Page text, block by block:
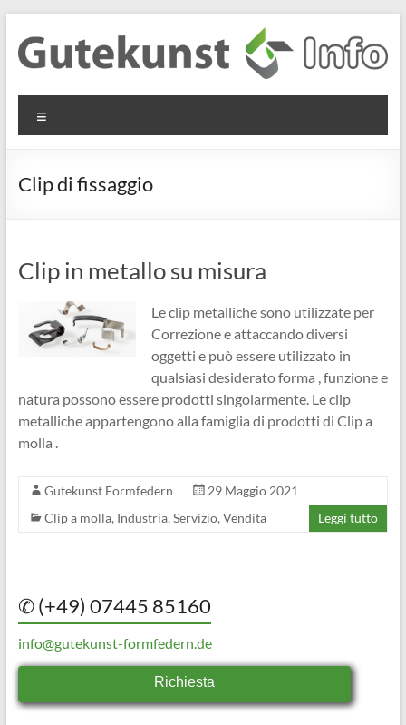
contenuto
Gutekunst
Formfedern
GmbH
Informationen
Flachmaterial
Clip di fissaggio
Clip in metallo su misura
Le clip metalliche sono utilizzate per
Correzione e attaccando diversi
oggetti e può essere utilizzato in
qualsiasi desiderato forma , funzione e
natura possono essere prodotti singolarmente. Le clip
metalliche appartengono alla famiglia di prodotti di Clip a
molla .
Gutekunst Formfedern
29 Maggio 2021
Clip a molla, Industria, Servizio, Vendita Leggi tutto
✆ (+49) 07445 85160
info@gutekunst-formfedern.de
Richiesta